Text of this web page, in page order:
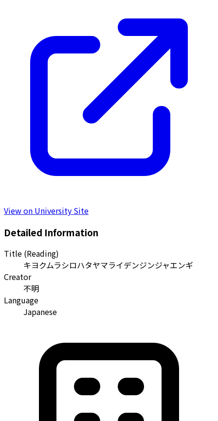
View on University Site
Detailed Information
Title (Reading)
キヨクムラシロハタヤマライデンジンジャエンギ
Creator
不明
Language
Japanese